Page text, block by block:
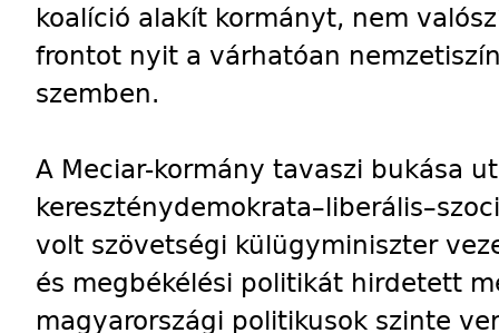
koalíció alakít kormányt, nem
frontot nyit a várhatóan
szemben.
A Meciar-kormány tavaszi bukása
volt szövetségi külügyminiszter
és megbékélési politikát hirdetett
magyarországi politikusok szinte